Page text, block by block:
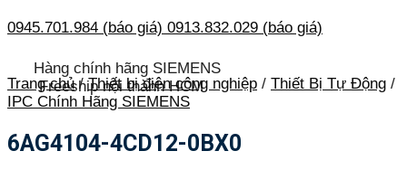
0945.701.984 (báo giá) 0913.832.029 (báo giá)
Hàng chính hãng SIEMENS
Freeship nội thành HCM
Trang chủ / Thiết bị điện công nghiệp / Thiết Bị Tự Động /
IPC Chính Hãng SIEMENS
6AG4104-4CD12-0BX0